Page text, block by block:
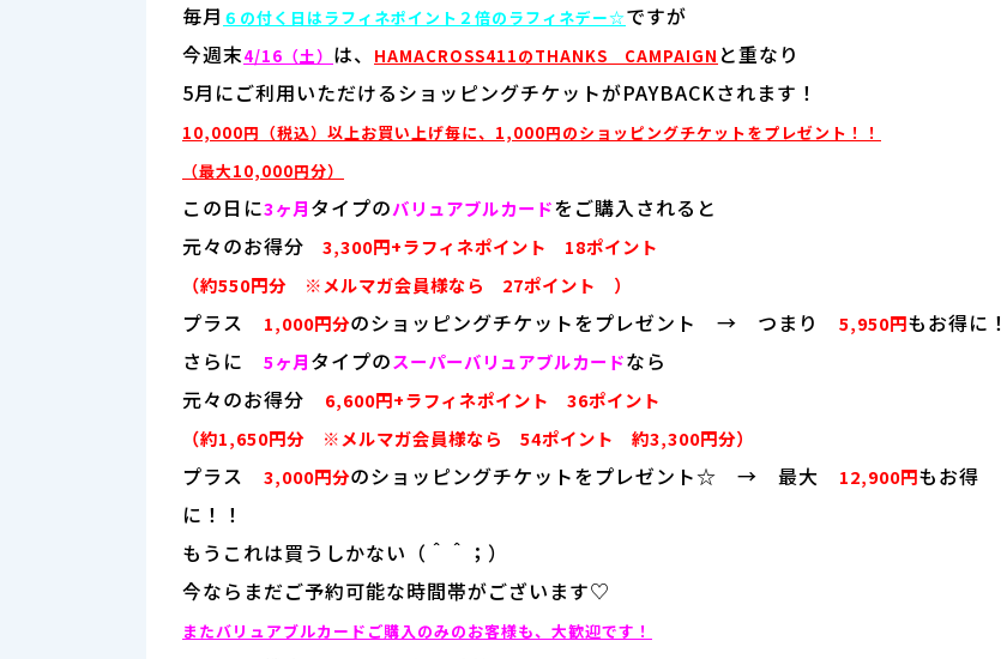
毎月 ６の付く日はラフィネポイント２倍のラフィネデー☆ですが
今週末4/16 （土） は、 HAMACROSS411のTHANKS CAMPAIGN と重なり
5月にご利用いただけるショッピングチケットがPAYBACKされます！
10,000円（税込）以上お買い上げ毎に、1,000円のショッピングチケットをプレゼント！！
（最大10,000円分）
この日に3ヶ月タイプのバリュアブルカードをご購入されると
元々のお得分
3,300円+ラフィネポイント 18ポイント
（約550円分 ※メルマガ会員様なら 27ポイント ）
プラス 1,000円分のショッピングチケットをプレゼント → つまり 5,950円もお得に！
さらに
5ヶ月タイプのスーパーバリュアブルカードなら
元々のお得分
6,600円+ラフィネポイント 36ポイント
（約1,650円分 ※メルマガ会員様なら 54ポイント 約3,300円分）
プラス 3,000円分のショッピングチケットをプレゼント☆ → 最大 12,900円もお得
に！！
もうこれは買うしかない（＾＾；）
今ならまだご予約可能な時間帯がございます♡
またバリュアブルカードご購入のみのお客様も、大歓迎です！